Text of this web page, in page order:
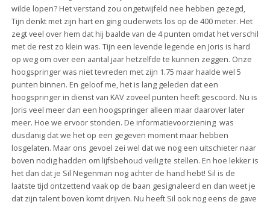
wilde lopen? Het verstand zou ongetwijfeld nee hebben gezegd,
Tijn denkt met zijn hart en ging ouderwets los op de 400 meter. Het
zegt veel over hem dat hij baalde van de 4 punten omdat het verschil
met de rest zo klein was. Tijn een levende legende en Joris is hard
op weg om over een aantal jaar hetzelfde te kunnen zeggen. Onze
hoogspringer was niet tevreden met zijn 1.75 maar haalde wel 5
punten binnen. En geloof me, het is lang geleden dat een
hoogspringer in dienst van KAV zoveel punten heeft gescoord. Nu is
Joris veel meer dan een hoogspringer alleen maar daarover later
meer. Hoe we ervoor stonden. De informatievoorziening was
dusdanig dat we het op een gegeven moment maar hebben
losgelaten. Maar ons gevoel zei wel dat we nog een uitschieter naar
boven nodig hadden om lijfsbehoud veilig te stellen. En hoe lekker is
het dan dat je Sil Negenman nog achter de hand hebt! Sil is de
laatste tijd ontzettend vaak op de baan gesignaleerd en dan weet je
dat zijn talent boven komt drijven. Nu heeft Sil ook nog eens de gave